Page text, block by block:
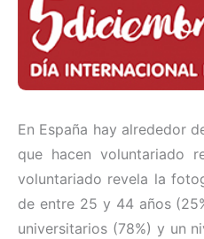
En España hay alrededor
que hacen voluntariado
voluntariado revela la
de entre 25 y 44 años
universitarios (78%) y un